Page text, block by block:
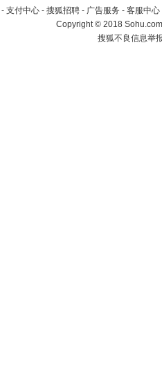
- 支付中心 - 搜狐招聘 - 广告服务 - 客服中心
Copyright©2018
搜狐不良信息举